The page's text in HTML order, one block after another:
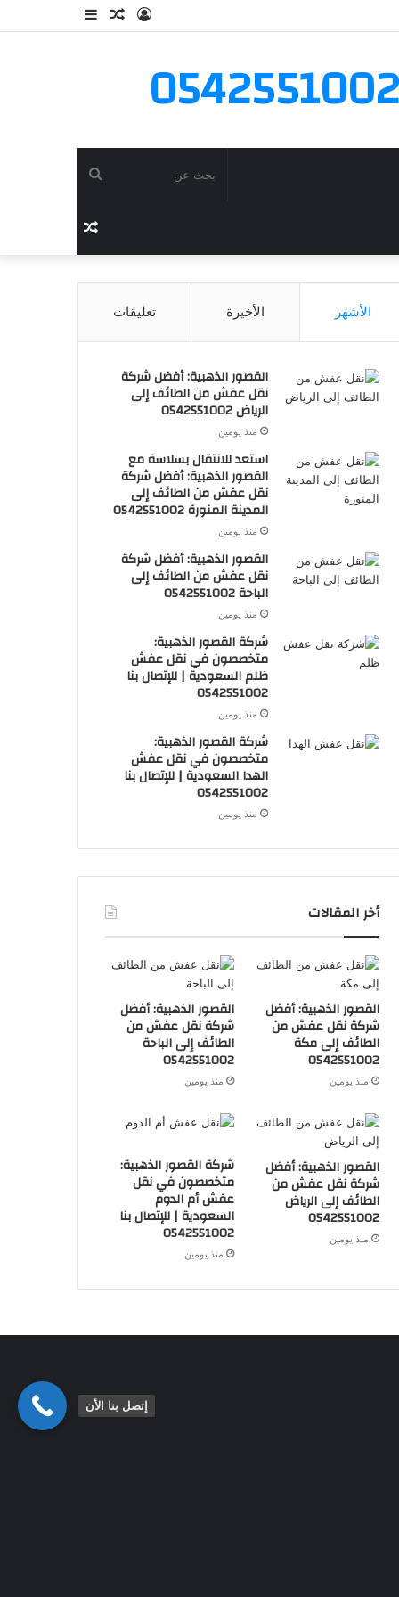
مقال تسجيل
عن
عشوائي
الأشهر الأخيرة تعليقات
القصور الذهبية: أفضل شركة
نقل عفش من الطائف إلى
الرياض 0542551002
منذ يومين
استعد للانتقال بسلاسة مع
القصور الذهبية: أفضل شركة
نقل عفش من الطائف إلى
المدينة المنورة 0542551002
منذ يومين
القصور الذهبية: أفضل شركة
نقل عفش من الطائف إلى
الباحة 0542551002
منذ يومين
شركة القصور الذهبية:
متخصصون في نقل عفش
ظلم السعودية | للإتصال بنا
0542551002
منذ يومين
شركة القصور الذهبية:
متخصصون في نقل عفش
الهدا السعودية | للإتصال بنا
0542551002
منذ يومين
أخر المقالات
القصور الذهبية: أفضل
شركة نقل عفش من
الطائف إلى مكة
0542551002
منذ يومين
القصور الذهبية: أفضل
شركة نقل عفش من
الطائف إلى الباحة
0542551002
منذ يومين
القصور الذهبية: أفضل
شركة نقل عفش من
الطائف إلى الرياض
0542551002
منذ يومين
شركة القصور الذهبية:
متخصصون في نقل
عفش أم الدوم
السعودية | للإتصال بنا
0542551002
منذ يومين
إتصل بنا الأن